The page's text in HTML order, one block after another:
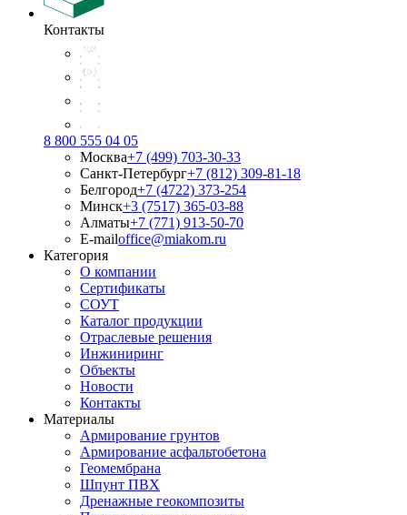
Контакты
8 800 555 04 05
Москва+7 (499) 703-30-33
Санкт-Петербург+7 (812) 309-81-18
Белгород+7 (4722) 373-254
Минск+3 (7517) 365-03-88
Алматы+7 (771) 913-50-70
E-mailoffice@miakom.ru
Категория
О компании
Сертификаты
СОУТ
Каталог продукции
Отраслевые решения
Инжиниринг
Объекты
Новости
Контакты
Материалы
Армирование грунтов
Армирование асфальтобетона
Геомембрана
Шпунт ПВХ
Дренажные геокомпозиты